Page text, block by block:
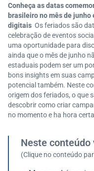
Conheça as datas
brasileiro no mês de
digitais Os feriados são
celebração de eventos
uma oportunidade para
ainda que o mês de junho
estaduais podem ser um
bons insights em suas
potencial também. Neste
origem dos feriados, o que
descobrir como criar
no momento e ha hora
Neste conteúdo
(Clique no conteúdo